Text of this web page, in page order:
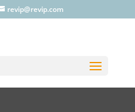
revip@revip.com